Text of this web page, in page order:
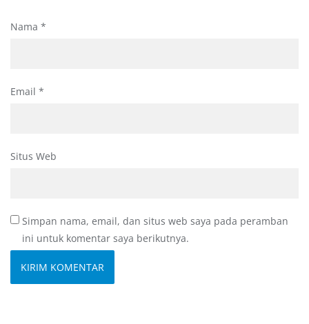
Nama *
Email *
Situs Web
Simpan nama, email, dan situs web saya pada peramban
ini untuk komentar saya berikutnya.